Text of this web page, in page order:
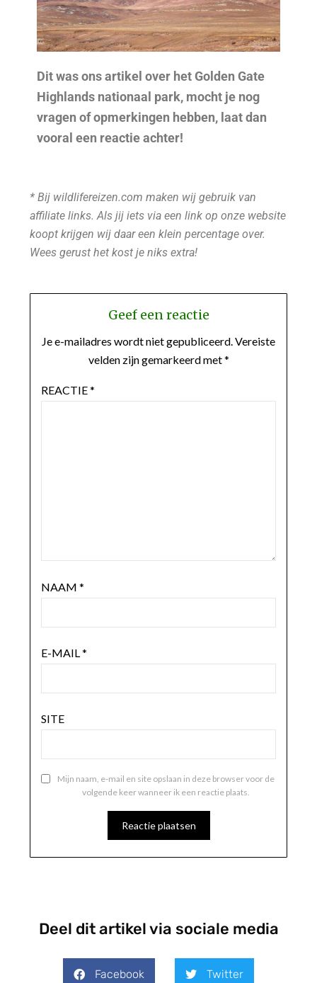
Dit was ons artikel over het Golden Gate
Highlands nationaal park, mocht je nog
vragen of opmerkingen hebben, laat dan
vooral een reactie achter!
* Bij wildlifereizen.com maken wij gebruik van
affiliate links. Als jij iets via een link op onze website
koopt krijgen wij daar een klein percentage over.
Wees gerust het kost je niks extra!
Geef een reactie
Je e-mailadres wordt niet gepubliceerd.Vereiste
velden zijn gemarkeerd met*
REACTIE*
NAAM *
E-MAIL*
SITE
Mijn naam, e-mail en site opslaan in deze browser voor de
volgende keer wanneer ik een reactie plaats.
Deel dit artikel via sociale media
Facebook Twitter